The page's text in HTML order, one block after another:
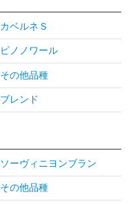
カベルネＳ
ピノノワール
その他品種
ブレンド
ソーヴィニヨンブラン
その他品種